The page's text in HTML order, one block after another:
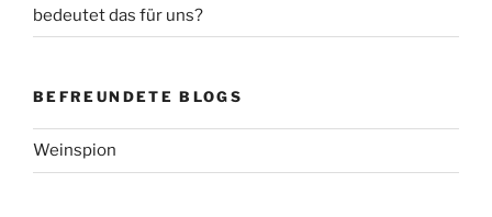
bedeutet das für uns?
BEFREUNDETE BLOGS
Weinspion